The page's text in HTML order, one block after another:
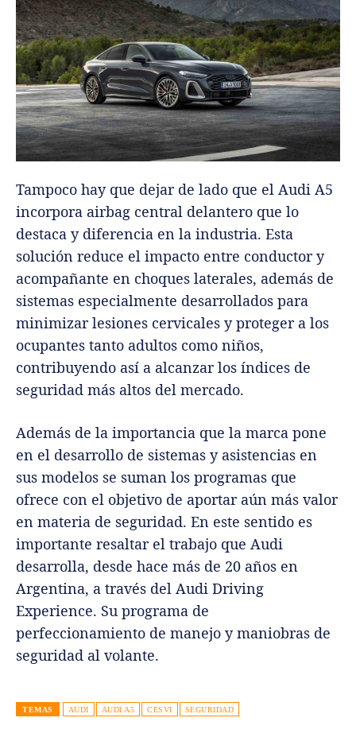
Tampoco hay que dejar de lado que el Audi A5
incorpora airbag central delantero que lo
destaca y diferencia en la industria. Esta
solución reduce el impacto entre conductor y
acompañante en choques laterales, además de
sistemas especialmente desarrollados para
minimizar lesiones cervicales y proteger a los
ocupantes tanto adultos como niños,
contribuyendo así a alcanzar los índices de
seguridad más altos del mercado.
Además de la importancia que la marca pone
en el desarrollo de sistemas y asistencias en
sus modelos se suman los programas que
ofrece con el objetivo de aportar aún más valor
en materia de seguridad. En este sentido es
importante resaltar el trabajo que Audi
desarrolla, desde hace más de 20 años en
Argentina, a través del Audi Driving
Experience. Su programa de
perfeccionamiento de manejo y maniobras de
seguridad al volante.
TEMAS AUDI AUDI A5 CESVI SEGURIDAD